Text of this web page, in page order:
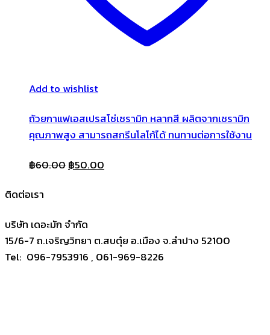
Add to wishlist
ถ้วยกาแฟเอสเปรสโซ่เซรามิก หลากสี ผลิตจากเซรามิก
คุณภาพสูง สามารถสกรีนโลโก้ได้ ทนทานต่อการใช้งาน
฿60.00Original
฿50.00
ติดต่อเรา
บริษัท เดอะมัก จำกัด
15/6-7 ถ.เจริญวิทยา ต.สบตุ๋ย อ.เมือง จ.ลำปาง 52100
Tel: 096-7953916 , 061-969-8226